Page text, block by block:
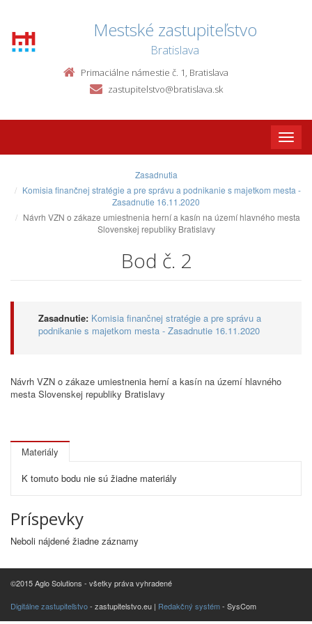
Mestské zastupiteľstvo
Bratislava
Primaciálne námestie č. 1, Bratislava
zastupitelstvo@bratislava.sk
Toggle
Zasadnutia
Komisia finančnej stratégie a pre správu a podnikanie s majetkom mesta -
Zasadnutie 16.11.2020
Návrh VZN o zákaze umiestnenia herní a kasín na území hlavného mesta
Slovenskej republiky Bratislavy
Bod č. 2
Zasadnutie: Komisia finančnej stratégie a pre správu a
podnikanie s majetkom mesta - Zasadnutie 16.11.2020
Návrh VZN o zákaze umiestnenia herní a kasín na území hlavného
mesta Slovenskej republiky Bratislavy
Materiály
K tomuto bodu nie sú žiadne materiály
Príspevky
Neboli nájdené žiadne záznamy
©2015 Aglo Solutions - všetky práva vyhradené
Digitálne zastupiteľstvo- zastupitelstvo.eu | Redakčný systém- SysCom